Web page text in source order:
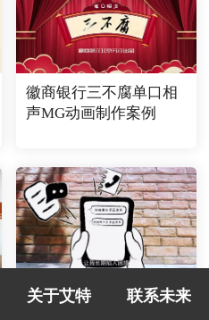
徽商银行三不腐单口相
声MG动画制作案例
反诈骗宣传片-网络晴空
E起守护
关于艾特 联系未来